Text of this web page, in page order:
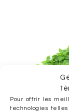
Pour offrir les
technologies